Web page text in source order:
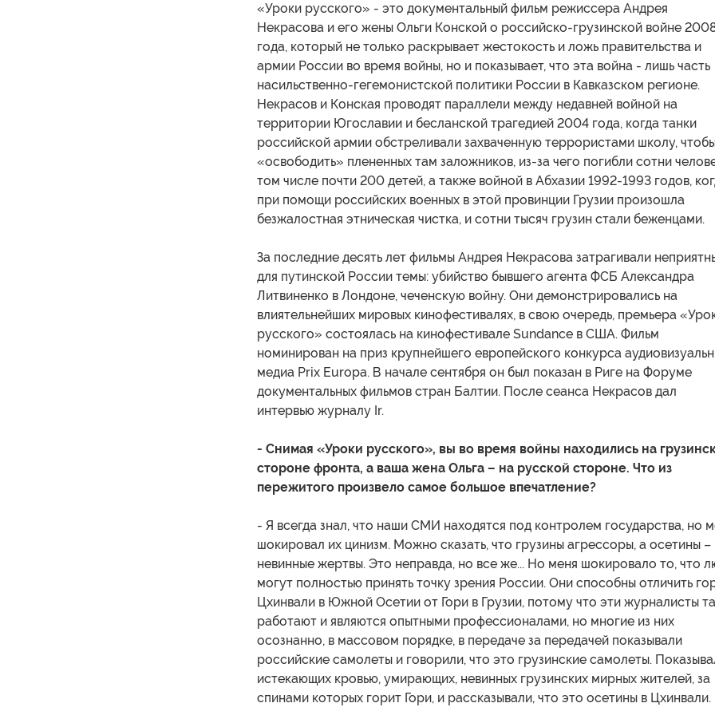
«Уроки русского» - это документальный фильм режиссера Андрея
Некрасова и его жены Ольги Конской о российско-грузинской войне
года, который не только раскрывает жестокость и ложь правительства и
армии России во время войны, но и показывает, что эта война - лишь часть
насильственно-гегемонистской политики России в Кавказском регионе.
Некрасов и Конская проводят параллели между недавней войной на
территории Югославии и бесланской трагедией 2004 года, когда танки
российской армии обстреливали захваченную террористами школу,
«освободить» плененных там заложников, из-за чего погибли сотни
том числе почти 200 детей, а также войной в Абхазии 1992-1993 годов,
при помощи российских военных в этой провинции Грузии произошла
безжалостная этническая чистка, и сотни тысяч грузин стали беженцами.
За последние десять лет фильмы Андрея Некрасова затрагивали
для путинской России темы: убийство бывшего агента ФСБ Александра
Литвиненко в Лондоне, чеченскую войну. Они демонстрировались на
влиятельнейших мировых кинофестивалях, в свою очередь, премьера
русского» состоялась на кинофестивале Sundance в США. Фильм
номинирован на приз крупнейшего европейского конкурса
медиа Prix Europa. В начале сентября он был показан в Риге на Форуме
документальных фильмов стран Балтии. После сеанса Некрасов дал
интервью журналу Ir.
- Снимая «Уроки русского», вы во время войны находились на
стороне фронта, а ваша жена Ольга – на русской стороне. Что из
пережитого произвело самое большое впечатление?
- Я всегда знал, что наши СМИ находятся под контролем государства, но
шокировал их цинизм. Можно сказать, что грузины агрессоры, а осетины –
невинные жертвы. Это неправда, но все же... Но меня шокировало то, что
могут полностью принять точку зрения России. Они способны отличить
Цхинвали в Южной Осетии от Гори в Грузии, потому что эти журналисты
работают и являются опытными профессионалами, но многие из них
осознанно, в массовом порядке, в передаче за передачей показывали
российские самолеты и говорили, что это грузинские самолеты.
истекающих кровью, умирающих, невинных грузинских мирных жителей, за
спинами которых горит Гори, и рассказывали, что это осетины в Цхинвали.